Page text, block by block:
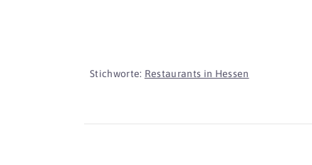
Stichworte: Restaurants in Hessen